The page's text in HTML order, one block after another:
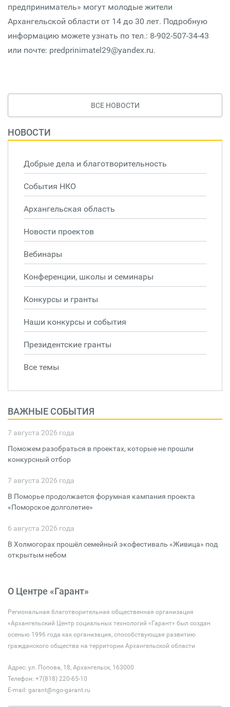
предприниматель» могут молодые жители
Архангельской области от 14 до 30 лет. Подробную
информацию можете узнать по тел.: 8-902-507-34-43
или почте: predprinimatel29@yandex.ru.
ВСЕ НОВОСТИ
НОВОСТИ
Добрые дела и благотворительность
События НКО
Архангельская область
Новости проектов
Вебинары
Конференции, школы и семинары
Конкурсы и гранты
Наши конкурсы и события
Президентские гранты
Все темы
ВАЖНЫЕ СОБЫТИЯ
7 августа 2026 года
Поможем разобраться в проектах, которые не прошли
конкурсный отбор
7 августа 2026 года
В Поморье продолжается форумная кампания проекта
«Поморское долголетие»
6 августа 2026 года
В Холмогорах прошёл семейный экофестиваль «Живица» под
открытым небом
О Центре «Гарант»
Региональная благотворительная общественная организация
«Архангельский Центр социальных технологий «Гарант» был создан
осенью 1996 года как организация, способствующая развитию
гражданского общества на территории Архангельской области
Адрес: ул. Попова, 18, Архангельск, 163000
Телефон: +7(818) 220-65-10
E-mail: garant@ngo-garant.ru